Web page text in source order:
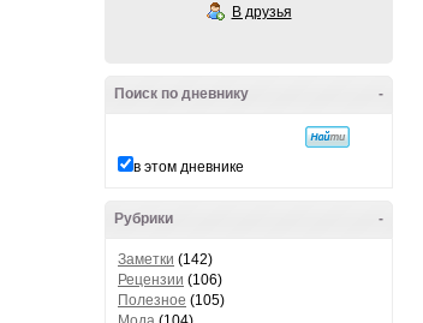
В друзья
-
Поиск по дневнику
в этом дневнике
-
Рубрики
Заметки (142)
Рецензии (106)
Полезное (105)